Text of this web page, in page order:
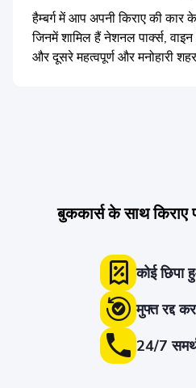
हैम्बर्ग में आप अपनी किराए की कार
जिनमें शामिल हैं नेशनल पार्क्स, वाइन
और दूसरे महत्वपूर्ण और मनोहारी
बुककार्स के साथ किराए
कोई छिपा
मुफ्त रद्द
24/7